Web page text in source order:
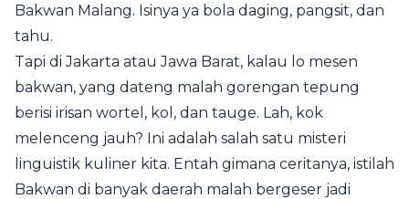
Bakwan Malang. Isinya ya bola daging, pangsit, dan
tahu.
Tapi di Jakarta atau Jawa Barat, kalau lo mesen
bakwan, yang dateng malah gorengan tepung
berisi irisan wortel, kol, dan tauge. Lah, kok
melenceng jauh? Ini adalah salah satu misteri
linguistik kuliner kita. Entah gimana ceritanya, istilah
Bakwan di banyak daerah malah bergeser jadi